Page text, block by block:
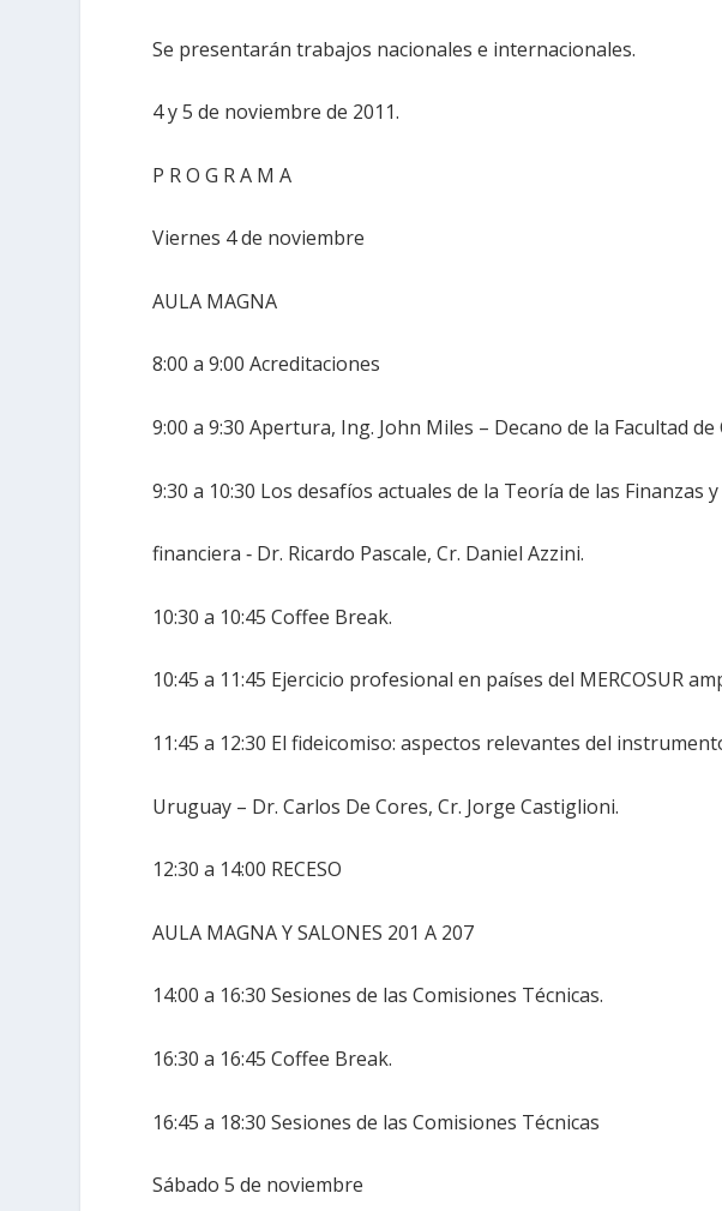
Se presentarán trabajos nacionales e internacionales.
4 y 5 de noviembre de 2011.
P R O G R A M A
Viernes 4 de noviembre
AULA MAGNA
8:00 a 9:00 Acreditaciones
9:00 a 9:30 Apertura, Ing. John Miles – Decano de la Facultad
9:30 a 10:30 Los desafíos actuales de la Teoría de las Finanzas
financiera ‐ Dr. Ricardo Pascale, Cr. Daniel Azzini.
10:30 a 10:45 Coffee Break.
10:45 a 11:45 Ejercicio profesional en países del MERCOSUR
11:45 a 12:30 El fideicomiso: aspectos relevantes del
Uruguay – Dr. Carlos De Cores, Cr. Jorge Castiglioni.
12:30 a 14:00 RECESO
AULA MAGNA Y SALONES 201 A 207
14:00 a 16:30 Sesiones de las Comisiones Técnicas.
16:30 a 16:45 Coffee Break.
16:45 a 18:30 Sesiones de las Comisiones Técnicas
Sábado 5 de noviembre